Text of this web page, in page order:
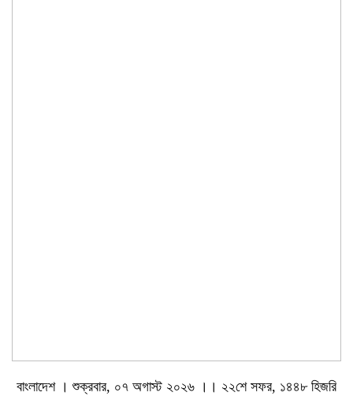
বাংলাদেশ । শুক্রবার, ০৭ অগাস্ট ২০২৬ ।। ২২শে সফর, ১৪৪৮ হিজরি